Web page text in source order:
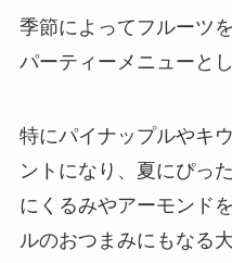
季節によってフルーツ
パーティーメニューと
特にパイナップルやキ
ントになり、夏にぴっ
にくるみやアーモンド
ルのおつまみにもなる